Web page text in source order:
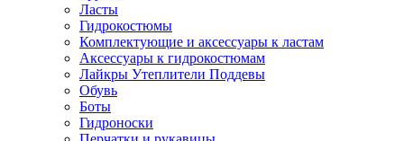
Ласты
Гидрокостюмы
Комплектующие и аксессуары к ластам
Аксессуары к гидрокостюмам
Лайкры Утеплители Поддевы
Обувь
Боты
Гидроноски